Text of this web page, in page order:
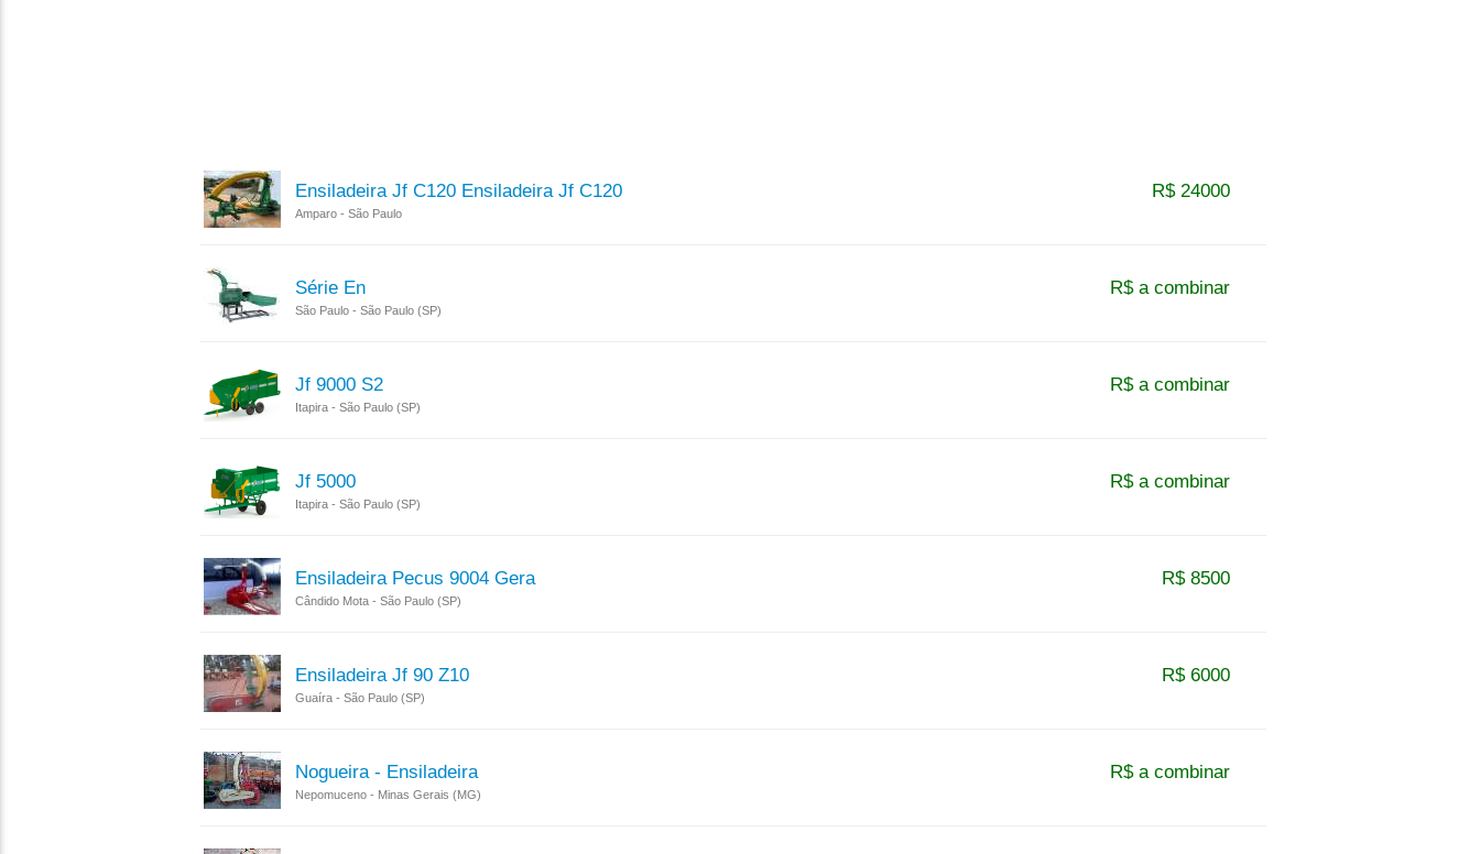
Ensiladeira Jf C120 Ensiladeira Jf C120
Amparo - São Paulo
R$ 24000
Série En
São Paulo - São Paulo (SP)
R$ a combinar
Jf 9000 S2
Itapira - São Paulo (SP)
R$ a combinar
Jf 5000
Itapira - São Paulo (SP)
R$ a combinar
Ensiladeira Pecus 9004 Gera
Cândido Mota - São Paulo (SP)
R$ 8500
Ensiladeira Jf 90 Z10
Guaíra - São Paulo (SP)
R$ 6000
Nogueira - Ensiladeira
Nepomuceno - Minas Gerais (MG)
R$ a combinar